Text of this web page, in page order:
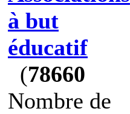
à but
éducatif
(78660
Nombre de